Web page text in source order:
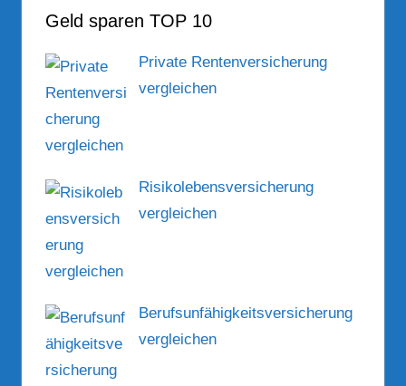
Geld sparen TOP 10
Private Rentenversicherung
vergleichen
Risikolebensversicherung
vergleichen
Berufsunfähigkeitsversicherung
vergleichen